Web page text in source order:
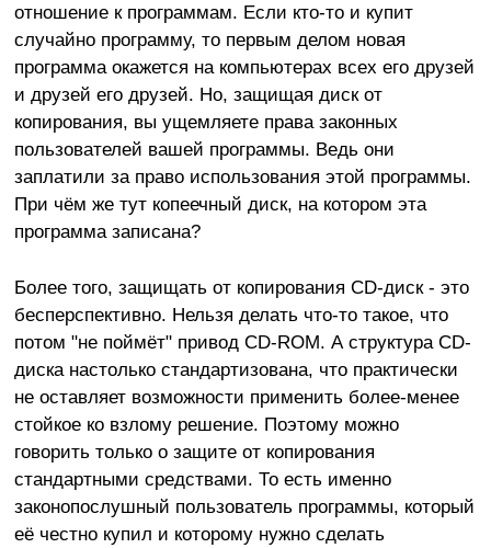
отношение к программам. Если кто-то и купит
случайно программу, то первым делом новая
программа окажется на компьютерах всех его друзей
и друзей его друзей. Но, защищая диск от
копирования, вы ущемляете права законных
пользователей вашей программы. Ведь они
заплатили за право использования этой программы.
При чём же тут копеечный диск, на котором эта
программа записана?
Более того, защищать от копирования CD-диск - это
бесперспективно. Нельзя делать что-то такое, что
потом "не поймёт" привод CD-ROM. А структура CD-
диска настолько стандартизована, что практически
не оставляет возможности применить более-менее
стойкое ко взлому решение. Поэтому можно
говорить только о защите от копирования
стандартными средствами. То есть именно
законопослушный пользователь программы, который
её честно купил и которому нужно сделать